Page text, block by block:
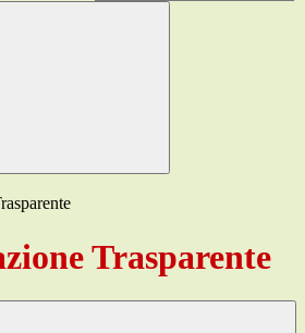
Trasparente